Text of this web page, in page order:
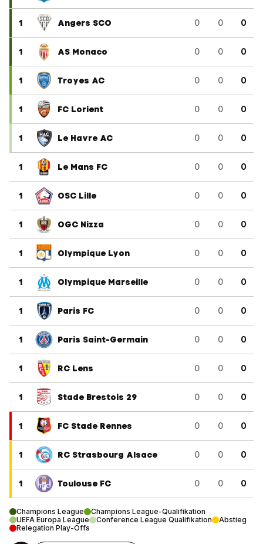
1 Angers SCO 0 0 0
1 AS Monaco 0 0 0
1 Troyes AC 0 0 0
1 FC Lorient 0 0 0
1 Le Havre AC 0 0 0
1 Le Mans FC 0 0 0
1 OSC Lille 0 0 0
1 OGC Nizza 0 0 0
1 Olympique Lyon 0 0 0
1 Olympique Marseille 0 0 0
1 Paris FC 0 0 0
1 Paris Saint-Germain 0 0 0
1 RC Lens 0 0 0
1 Stade Brestois 29 0 0 0
1 FC Stade Rennes 0 0 0
1 RC Strasbourg Alsace 0 0 0
1 Toulouse FC 0 0 0
Champions League
Champions League-Qualifikation
UEFA Europa League
Conference League Qualifikation
Abstieg
Relegation Play-Offs